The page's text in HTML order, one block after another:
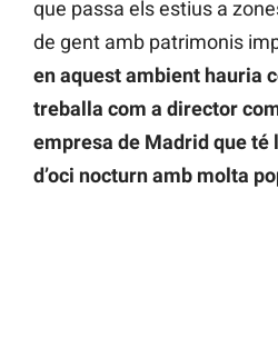
que passa els estius a
de gent amb patrimonis
en aquest ambient hauria
treballa com a director
empresa de Madrid que té
d’oci nocturn amb molta